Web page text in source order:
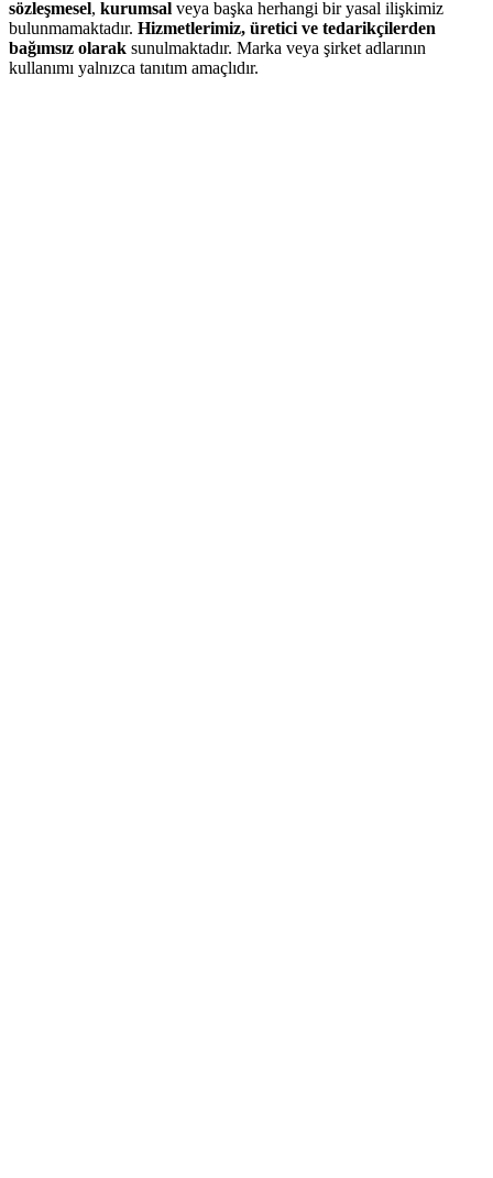
sözleşmesel, kurumsal veya başka herhangi bir yasal ilişkimiz
bulunmamaktadır. Hizmetlerimiz, üretici ve tedarikçilerden
bağımsız olarak sunulmaktadır. Marka veya şirket adlarının
kullanımı yalnızca tanıtım amaçlıdır.